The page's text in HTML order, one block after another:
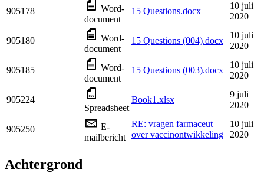
905178
Word-
document
15 Questions.docx
10 juli
2020
905180
Word-
document
15 Questions (004).docx
10 juli
2020
905185
Word-
document
15 Questions (003).docx
10 juli
2020
905224
Spreadsheet
Book1.xlsx
9 juli
2020
905250
E-
mailbericht
RE: vragen farmaceut
over vaccinontwikkeling
10 juli
2020
Achtergrond